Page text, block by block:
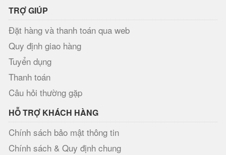
TRỢ GIÚP
Đặt hàng và thanh toán qua web
Quy định giao hàng
Tuyển dụng
Thanh toán
Câu hỏi thường gặp
HỖ TRỢ KHÁCH HÀNG
Chính sách bảo mật thông tin
Chính sách & Quy định chung